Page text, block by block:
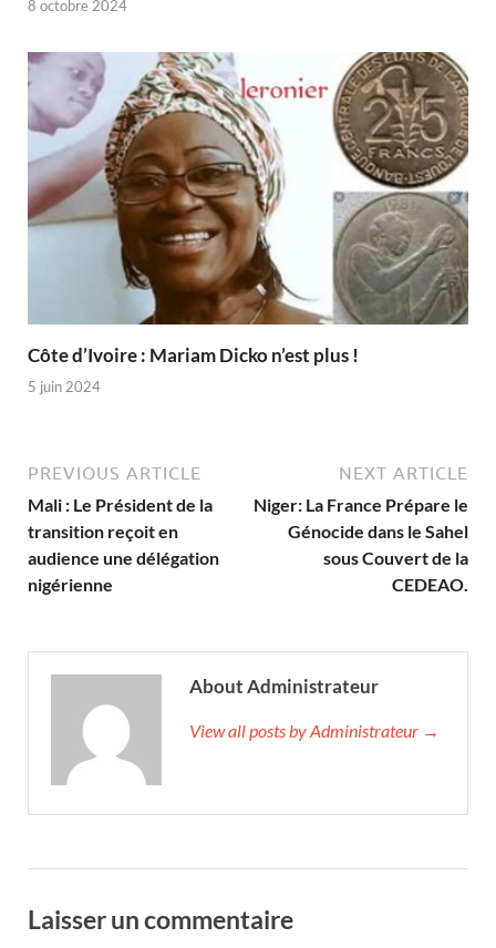
8 octobre 2024
Côte d’Ivoire : Mariam Dicko n’est plus !
5 juin 2024
PREVIOUS ARTICLE
Mali : Le Président de la
transition reçoit en
audience une délégation
nigérienne
NEXT ARTICLE
Niger: La France Prépare le
Génocide dans le Sahel
sous Couvert de la
CEDEAO.
About Administrateur
View all posts by Administrateur →
Laisser un commentaire